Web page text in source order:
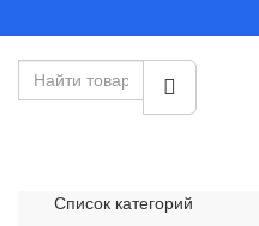
Список категорий